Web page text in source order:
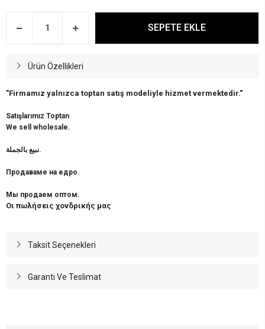
SEPETE EKLE
Ürün Özellikleri
"Firmamız yalnızca toptan satış modeliyle hizmet vermektedir."
Satışlarımız Toptan
We sell wholesale.
نبيع بالجملة.
Продаваме на едро.
Мы продаем оптом.
Οι πωλήσεις χονδρικής μας
Taksit Seçenekleri
Garanti Ve Teslimat